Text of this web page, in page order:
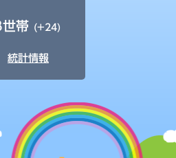
帯 (+24)
統計情報